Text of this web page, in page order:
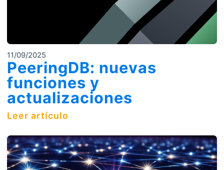
11/09/2025
PeeringDB: nuevas
funciones y
actualizaciones
Leer artículo